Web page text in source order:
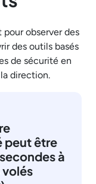
observer des
des outils basés
de sécurité en
direction.
peut être
à